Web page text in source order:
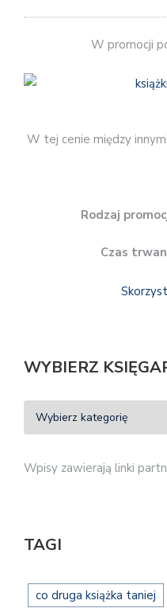
W promocji
W tej cenie między
Rodzaj
Czas
WYBIERZ
Wpisy zawierają linki
TAGI
co druga książka taniej